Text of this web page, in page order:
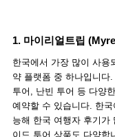
1. 마이리얼트립
한국에서 가장 많이 사용
약 플랫폼 중 하나입니다
투어, 난빈 투어 등 다양
예약할 수 있습니다. 한
능해 한국 여행자 후기가
이드 투어 상품도 다양합